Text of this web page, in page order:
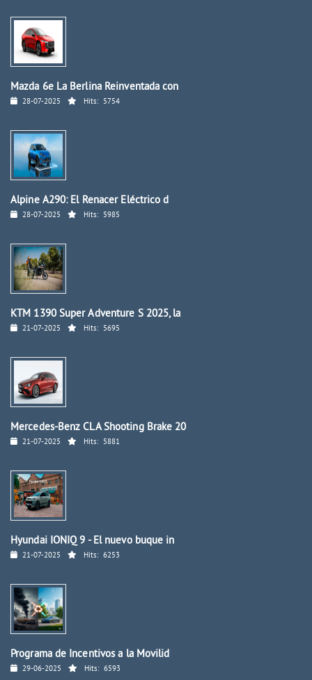
Mazda 6e La Berlina Reinventada con
28-07-2025 Hits: 5754
Alpine A290: El Renacer Eléctrico d
28-07-2025 Hits: 5985
KTM 1390 Super Adventure S 2025, la
21-07-2025 Hits: 5695
Mercedes-Benz CLA Shooting Brake 20
21-07-2025 Hits: 5881
Hyundai IONIQ 9 - El nuevo buque in
21-07-2025 Hits: 6253
Programa de Incentivos a la Movilid
29-06-2025 Hits: 6593